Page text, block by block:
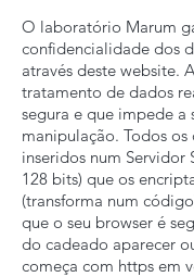
O laboratório Marum
confidencialidade dos
através deste website.
tratamento de dados
segura e que impede a
manipulação. Todos os
inseridos num Servidor
128 bits) que os
(transforma num
que o seu browser é
do cadeado aparecer
começa com https em